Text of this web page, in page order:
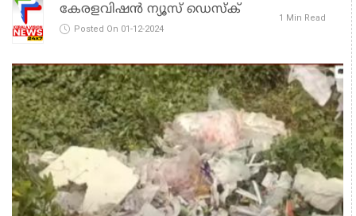
കേരളവിഷൻ ന്യൂസ് ഡെസ്‌ക്
Posted On 01-12-2024
1 Min Read